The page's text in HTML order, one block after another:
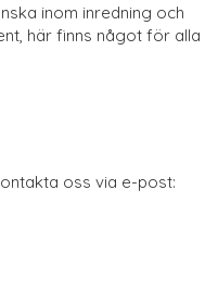
inom inredning och
här finns något för alla
oss via e-post: